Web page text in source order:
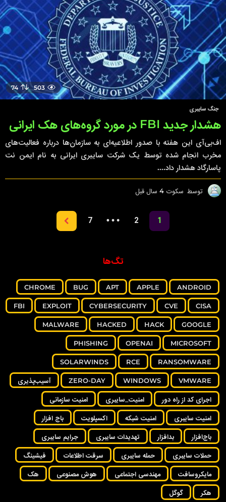
ق
ب
ل
503
74
جنگ سایبری
هشدار جدید FBI در مورد گروه‌های هک ایرانی
اف‌بی‌آی این هفته با صدور اطلاعیه‌ای به سازمان‌ها درباره فعالیت‌های
مخرب انجام شده توسط یک شرکت سایبری ایرانی به نام ایمن نت
پاسارگاد هشدار داد....
توسط سکوت 4 سال قبل
ل
1
2
…
7
تگ‌ها
ANDROID
APPLE
APT
BUG
CHROME
CISA
CVE
CYBERSECURITY
EXPLOIT
FBI
GOOGLE
HACK
HACKED
MALWARE
MICROSOFT
OPENAI
PHISHING
RANSOMWARE
RCE
SOLARWINDS
VMWARE
WINDOWS
ZERO-DAY آسیب‌پذیری
اجرای کد از راه دور امنیت_سایبری امنیت سازمانی
امنیت سایبری امنیت شبکه اکسپلویت باج افزار
باج‌افزار بدافزار تهدیدات سایبری جرایم سایبری
حملات سایبری حمله سایبری سرقت اطلاعات فیشینگ
مایکروسافت مهندسی اجتماعی هوش مصنوعی هک
هکر گوگل